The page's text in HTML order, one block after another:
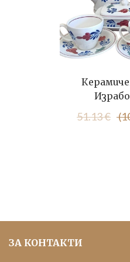
51.13€
ЗА КОНТАКТИ